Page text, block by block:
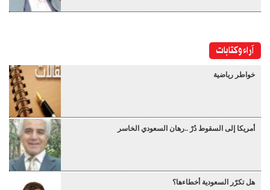
آراء وكتابات
خواطر رياضية
أمريكا إلى السقوط دُرْ ..رهان السعودي الخاسر
هل تكرّر السعودية أخطاءها؟